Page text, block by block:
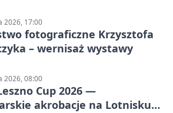
2026, 17:00
fotograficzne Krzysztofa
– wernisaż wystawy
2026, 08:00
Cup 2026 —
akrobacje na Lotnisku